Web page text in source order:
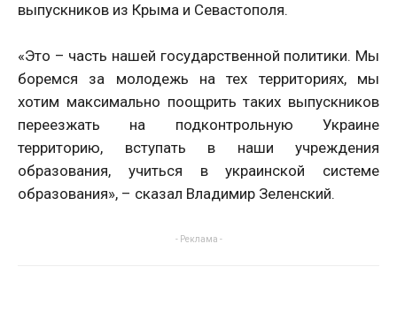
выпускников из Крыма и Севастополя.
«Это – часть нашей государственной политики. Мы
боремся за молодежь на тех территориях, мы
хотим максимально поощрить таких выпускников
переезжать на подконтрольную Украине
территорию, вступать в наши учреждения
образования, учиться в украинской системе
образования», – сказал Владимир Зеленский.
- Реклама -